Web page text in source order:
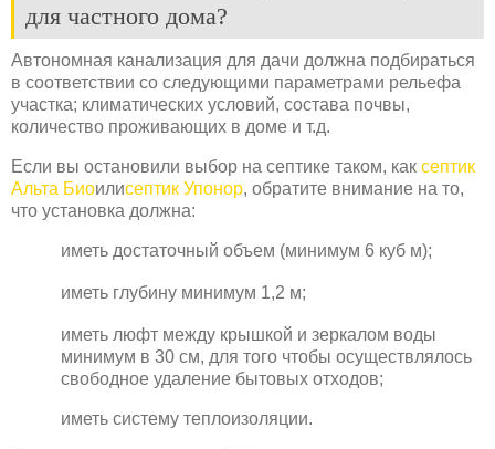
для частного дома?
Автономная канализация для дачи должна подбираться
в соответствии со следующими параметрами рельефа
участка; климатических условий, состава почвы,
количество проживающих в доме и т.д.
Если вы остановили выбор на септике таком, как септик
Альта Биоилисептик Упонор, обратите внимание на то,
что установка должна:
иметь достаточный объем (минимум 6 куб м);
иметь глубину минимум 1,2 м;
иметь люфт между крышкой и зеркалом воды
минимум в 30 см, для того чтобы осуществлялось
свободное удаление бытовых отходов;
иметь систему теплоизоляции.